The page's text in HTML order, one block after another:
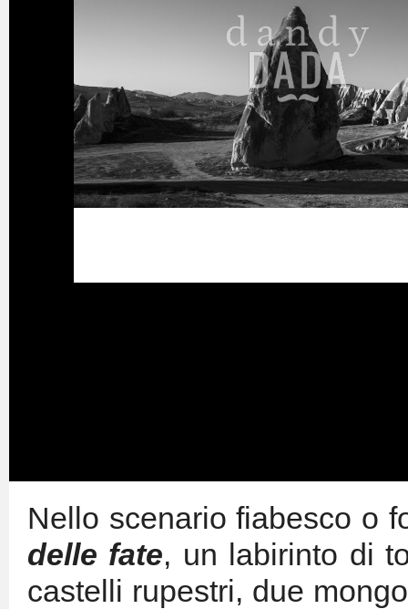
Nello scenario fiabesco o
delle fate, un labirinto di
castelli rupestri, due